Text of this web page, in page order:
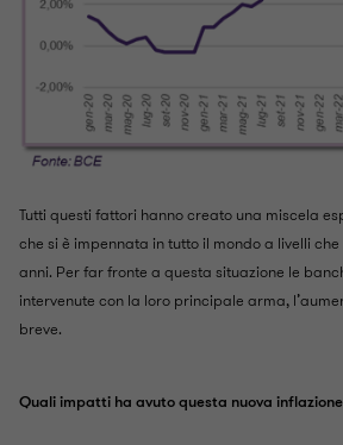
Tutti questi fattori hanno creato una miscela
che si è impennata in tutto il mondo a livelli
anni. Per far fronte a questa situazione le
intervenute con la loro principale arma,
breve.
Quali impatti ha avuto questa nuova